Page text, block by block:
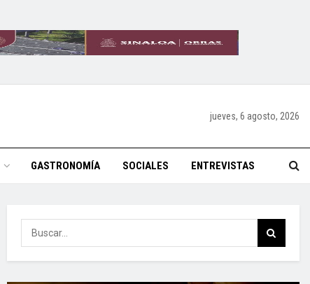
jueves, 6 agosto, 2026
GASTRONOMÍA SOCIALES ENTREVISTAS